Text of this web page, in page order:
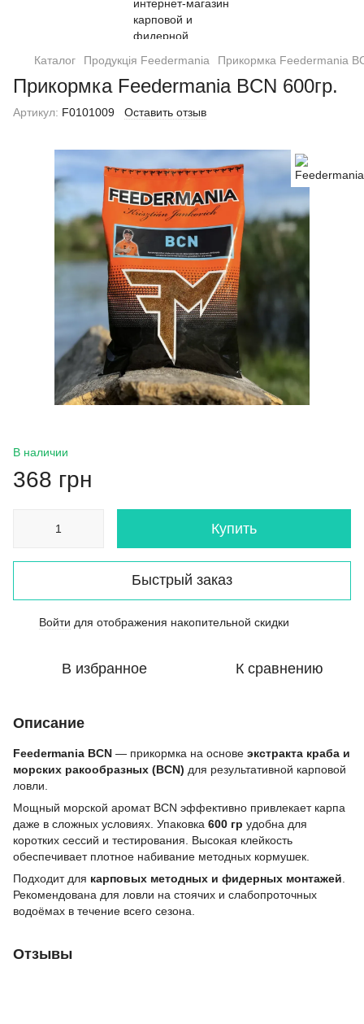
Каталог Продукція Feedermania Прикормка Feedermania
Прикормка Feedermania BCN 600гр.
Артикул: F0101009 Оставить отзыв
В наличии
368 грн
Купить
Быстрый заказ
Войти для отображения накопительной скидки
В избранное К сравнению
Описание
Feedermania BCN — прикормка на основе экстракта краба и
морских ракообразных (BCN) для результативной карповой
ловли.
Мощный морской аромат BCN эффективно привлекает карпа
даже в сложных условиях. Упаковка 600 гр удобна для
коротких сессий и тестирования. Высокая клейкость
обеспечивает плотное набивание методных кормушек.
Подходит для карповых методных и фидерных монтажей
Рекомендована для ловли на стоячих и слабопроточных
водоёмах в течение всего сезона.
Отзывы